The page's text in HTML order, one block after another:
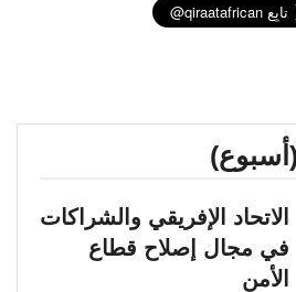
(أسبوع)
الاتحاد الإفريقي والشراكات
في مجال إصلاح قطاع
الأمن